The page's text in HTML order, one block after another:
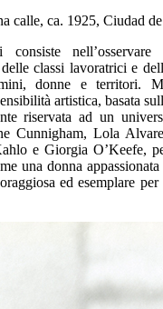
calle, ca. 1925, Ciudad
nell’osservare
classi lavoratrici e
donne e territori.
artistica, basata
riservata ad un
Cunnigham, Lola
e Giorgia O’Keefe,
una donna appassionata
ed esemplare